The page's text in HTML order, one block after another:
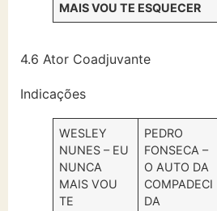
MAIS VOU TE ESQUECER
4.6 Ator Coadjuvante
Indicações
WESLEY
NUNES – EU
NUNCA
MAIS VOU
TE
PEDRO
FONSECA –
O AUTO DA
COMPADECI
DA